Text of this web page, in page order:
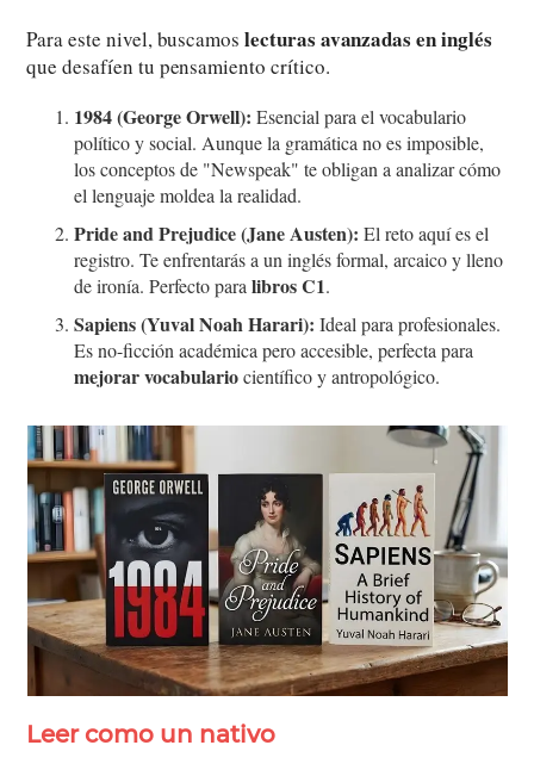
Para este nivel, buscamoslecturas avanzadas en inglés
que desafíen tu pensamiento crítico.
1984 (George Orwell): Esencial para el vocabulario
político y social. Aunque la gramática no es imposible,
los conceptos de "Newspeak" te obligan a analizar cómo
el lenguaje moldea la realidad.
Pride and Prejudice (Jane Austen): El reto aquí es el
registro. Te enfrentarás a un inglés formal, arcaico y lleno
de ironía. Perfecto paralibros C1.
Sapiens (Yuval Noah Harari): Ideal para profesionales.
Es no-ficción académica pero accesible, perfecta para
mejorar vocabulariocientífico y antropológico.
Leer como un nativo